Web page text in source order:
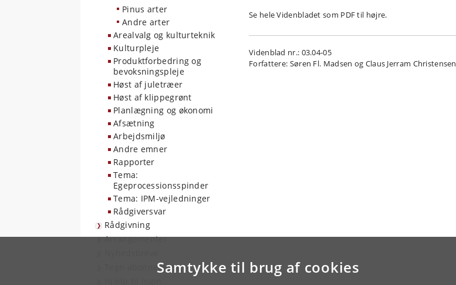
Samtykke til brug af cookies
Pinus arter
Andre arter
Arealvalg og kulturteknik
Kulturpleje
Produktforbedring og
bevoksningspleje
Høst af juletræer
Høst af klippegrønt
Planlægning og økonomi
Afsætning
Arbejdsmiljø
Andre emner
Rapporter
Tema:
Egeprocessionsspinder
Tema: IPM-vejledninger
Rådgiversvar
Rådgivning
Arrangementer
Tegn abonnement
Se hele Videnbladet som PDF til højre.
Videnblad nr.: 03.04-05
Forfattere: Søren Fl. Madsen og Claus Jerram Christensen